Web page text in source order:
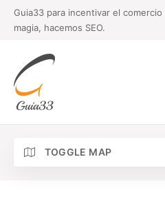
Guia33 para incentivar el comercio
magia, hacemos SEO.
TOGGLE MAP